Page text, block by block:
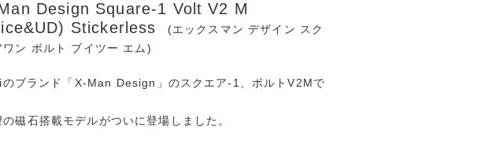
Design Square-1 Volt V2 M
Stickerless
(エックスマン デザイン スク
ワン ボルト ブイツー エム)
のブランド「X-Man Design」のスクエア-1、ボルトV2Mで
の磁石搭載モデルがついに登場しました。